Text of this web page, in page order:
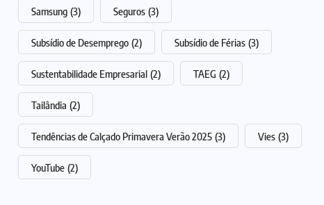
Samsung (3) Seguros (3)
Subsídio de Desemprego (2) Subsídio de Férias (3)
Sustentabilidade Empresarial (2) TAEG (2)
Tailândia (2)
Tendências de Calçado Primavera Verão 2025 (3) Vies (3)
YouTube (2)